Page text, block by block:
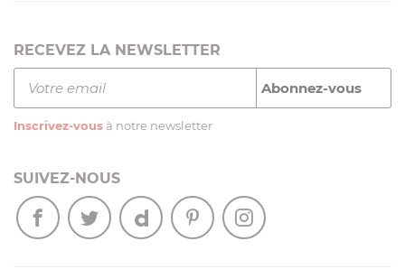
RECEVEZ LA NEWSLETTER
Inscrivez-vous à notre newsletter
SUIVEZ-NOUS